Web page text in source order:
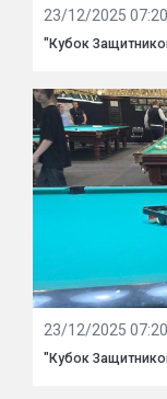
23/12/2025 07:20
"Кубок
23/12/2025 07:20
"Кубок